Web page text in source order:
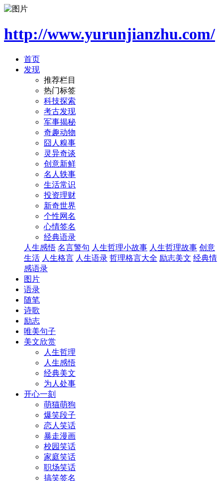
http://www.yurunjianzhu.com/
首页
发现
推荐栏目
热门标签
科技探索
考古发现
军事揭秘
奇趣动物
囧人糗事
灵异奇谈
创意新鲜
名人轶事
生活常识
投资理财
新奇世界
个性网名
心情签名
经典语录
人生感悟 名言警句 人生哲理小故事 人生哲理故事 创意
生活 人生格言 人生语录 哲理格言大全 励志美文 经典情
感语录
图片
语录
随笔
诗歌
励志
唯美句子
美文欣赏
人生哲理
人生感悟
经典美文
为人处事
开心一刻
萌猫萌狗
爆笑段子
恋人笑话
暴走漫画
校园笑话
家庭笑话
职场笑话
搞笑签名